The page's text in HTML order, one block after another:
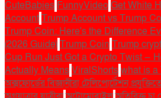
CuteBabies FunnyVideo Get White
AccountTrump Account vs Trump
Trump Coin: Here's the Difference
(2026 Guide)Trump Coin Trump
Cup Run Just Got a Crypto Twist —
Actually MeansViralShortswhat is a
অক্সফোর্ডের বিজ্ঞানীরা টেলিপোর্টেশন